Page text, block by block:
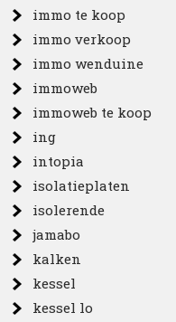
immo te koop
immo verkoop
immo wenduine
immoweb
immoweb te koop
ing
intopia
isolatieplaten
isolerende
jamabo
kalken
kessel
kessel lo